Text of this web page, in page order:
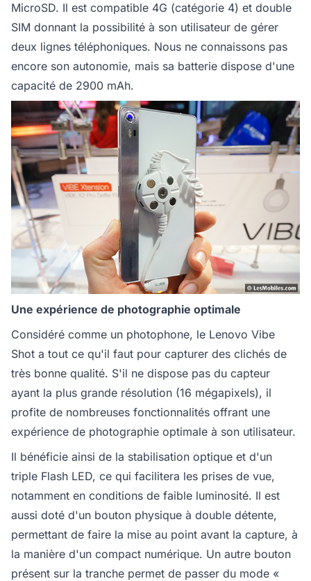
MicroSD. Il est compatible 4G (catégorie 4) et double
SIM donnant la possibilité à son utilisateur de gérer
deux lignes téléphoniques. Nous ne connaissons pas
encore son autonomie, mais sa batterie dispose d'une
capacité de 2900 mAh.
Une expérience de photographie optimale
Considéré comme un photophone, le Lenovo Vibe
Shot a tout ce qu'il faut pour capturer des clichés de
très bonne qualité. S'il ne dispose pas du capteur
ayant la plus grande résolution (16 mégapixels), il
profite de nombreuses fonctionnalités offrant une
expérience de photographie optimale à son utilisateur.
Il bénéficie ainsi de la stabilisation optique et d'un
triple Flash LED, ce qui facilitera les prises de vue,
notamment en conditions de faible luminosité. Il est
aussi doté d'un bouton physique à double détente,
permettant de faire la mise au point avant la capture, à
la manière d'un compact numérique. Un autre bouton
présent sur la tranche permet de passer du mode «